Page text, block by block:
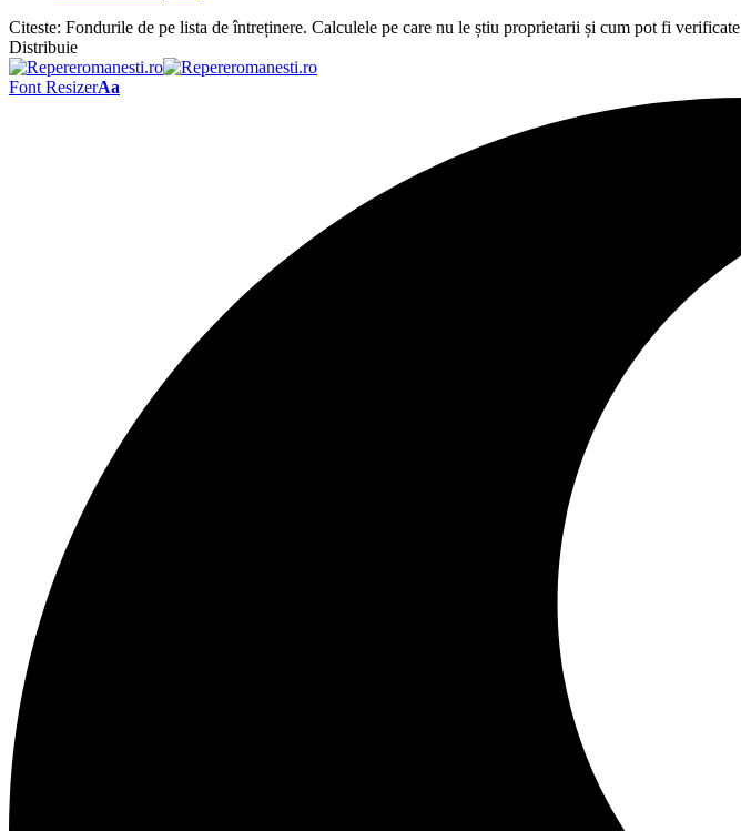
Citeste: Fondurile de pe lista de întreținere. Calculele pe care nu le știu proprietarii și cum pot fi verificate
Distribuie
Font ResizerAa